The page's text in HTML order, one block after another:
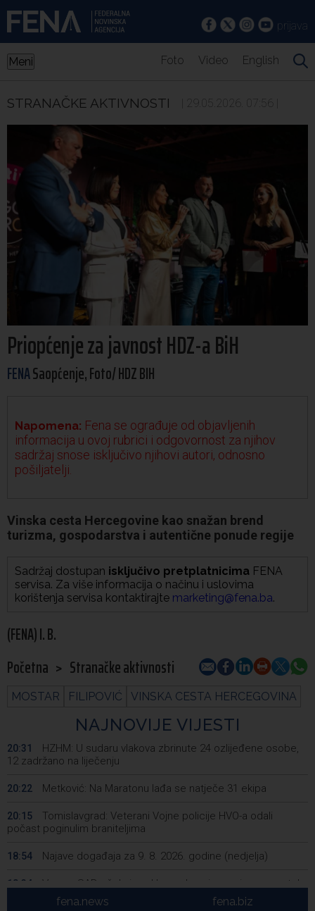
prijava
Meni Foto Video English
STRANAČKE AKTIVNOSTI | 29.05.2026. 07:56 |
Priopćenje za javnost HDZ-a BiH
FENASaopćenje, Foto/ HDZ BIH
Napomena: Fena se ograđuje od objavljenih
informacija u ovoj rubrici i odgovornost za njihov
sadržaj snose isključivo njihovi autori, odnosno
pošiljatelji.
Vinska cesta Hercegovine kao snažan brend
turizma, gospodarstva i autentične ponude regije
Sadržaj dostupan isključivo pretplatnicima FENA
servisa. Za više informacija o načinu i uslovima
korištenja servisa kontaktirajte marketing@fena.ba.
(FENA) I. B.
Početna > Stranačke aktivnosti
MOSTAR FILIPOVIĆ VINSKA CESTA HERCEGOVINA
NAJNOVIJE VIJESTI
20:31
HZHM: U sudaru vlakova zbrinute 24 ozlijeđene osobe,
12 zadržano na liječenju
20:22 Metković: Na Maratonu lađa se natječe 31 ekipa
20:15
Tomislavgrad: Veterani Vojne policije HVO-a odali
počast poginulim braniteljima
18:54 Najave događaja za 9. 8. 2026. godine (nedjelja)
18:34
Vance: SAD očekuje od Irana da osigura siguran protok
nafte kroz Hormuški moreuz
fena.news fena.biz